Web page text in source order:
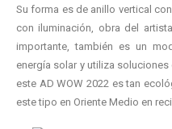
Su forma es de anillo vertical
con iluminación, obra del
importante, también es un
energía solar y utiliza
este AD WOW 2022 es tan
este tipo en Oriente Medio en